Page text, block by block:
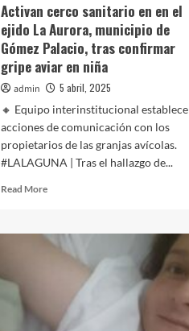
Activan cerco sanitario en en el
ejido La Aurora, municipio de
Gómez Palacio, tras confirmar
gripe aviar en niña
admin
5 abril, 2025
🔸 Equipo interinstitucional establece
acciones de comunicación con los
propietarios de las granjas avícolas.
#LALAGUNA | Tras el hallazgo de...
Read MoreRead
Activan
cerco
sanitario
ejido